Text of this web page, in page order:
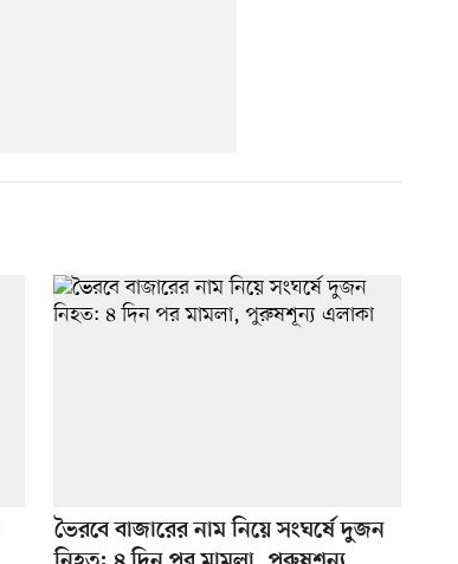
ভৈরবে বাজারের নাম নিয়ে সংঘর্ষে দুজন